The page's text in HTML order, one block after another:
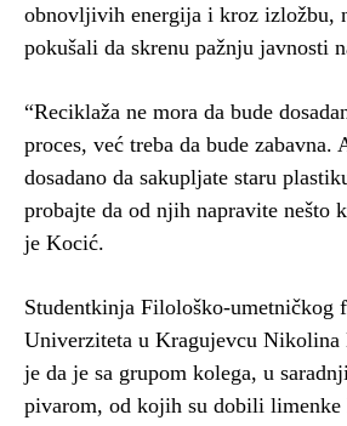
obnovljivih energija i kroz izložbu,
pokušali da skrenu pažnju javnosti
“Reciklaža ne mora da bude
proces, već treba da bude zabavna.
dosadano da sakupljate staru
probajte da od njih napravite nešto
je Kocić.
Studentkinja Filološko-umetničkog
Univerziteta u Kragujevcu
je da je sa grupom kolega, u
pivarom, od kojih su dobili limenke